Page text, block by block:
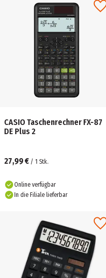
CASIO Taschenrechner FX-87
DE Plus 2
27,99 € / 1 Stk.
Online verfügbar
In die Filiale lieferbar